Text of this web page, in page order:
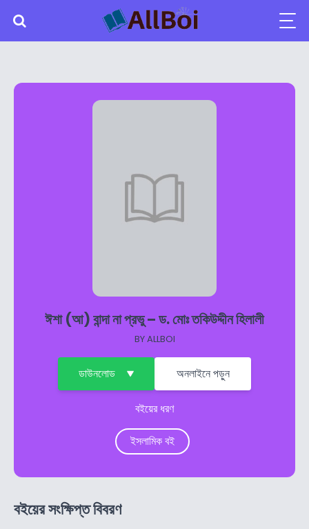
ঈশা (আ) বান্দা না প্রভু – ড. মোঃ তকিউদ্দীন হিলালী
BYALLBOI
ডাউনলোড অনলাইনে পড়ুন
বইয়ের ধরণ
ইসলামিক বই
বইয়ের সংক্ষিপ্ত বিবরণ